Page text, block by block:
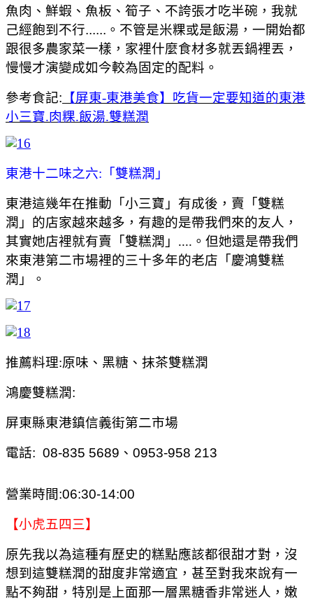
魚肉、鮮蝦、魚板、筍子、不誇張才吃半碗，我就
己經飽到不行......。不管是米粿或是飯湯，一開始都
跟很多農家菜一樣，家裡什麼食材多就丟鍋裡丟，
慢慢才演變成如今較為固定的配料。
參考食記: 【屏東-東港美食】吃貨一定要知道的東港
小三寶.肉粿.飯湯.雙糕潤
東港十二味之六:「雙糕潤」
東港這幾年在推動「小三寶」有成後，賣「雙糕
潤」的店家越來越多，有趣的是帶我們來的友人，
其實她店裡就有賣「雙糕潤」....。但她還是帶我們
來東港第二市場裡的三十多年的老店「慶鴻雙糕
潤」。
推薦料理:原味、黑糖、抹茶雙糕潤
鴻慶雙糕潤:
屏東縣東港鎮信義街第二市場
電話: 08-835 5689、0953-958 213
營業時間:06:30-14:00
【小虎五四三】
原先我以為這種有歷史的糕點應該都很甜才對，沒
想到這雙糕潤的甜度非常適宜，甚至對我來說有一
點不夠甜，特別是上面那一層黑糖香非常迷人，嫩